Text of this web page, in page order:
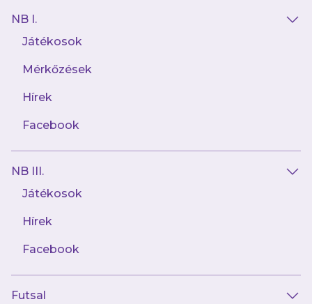
NB I.
Játékosok
Mérkőzések
Hírek
Facebook
NB III.
Játékosok
Hírek
Facebook
Futsal
Május 18.
Perutz FC Pápa 3-0
Május 11.
Újpest FC II 1-3